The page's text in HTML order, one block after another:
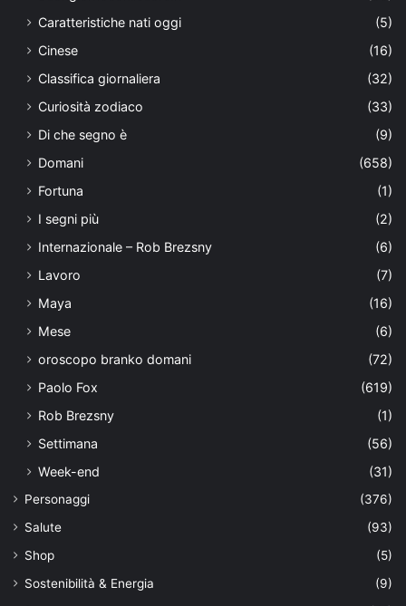
Caratteristiche nati oggi
(5)
Cinese
(16)
Classifica giornaliera
(32)
Curiosità zodiaco
(33)
Di che segno è
(9)
Domani
(658)
Fortuna
(1)
I segni più
(2)
Internazionale – Rob Brezsny
(6)
Lavoro
(7)
Maya
(16)
Mese
(6)
oroscopo branko domani
(72)
Paolo Fox
(619)
Rob Brezsny
(1)
Settimana
(56)
Week-end
(31)
Personaggi
(376)
Salute
(93)
Shop
(5)
Sostenibilità & Energia
(9)